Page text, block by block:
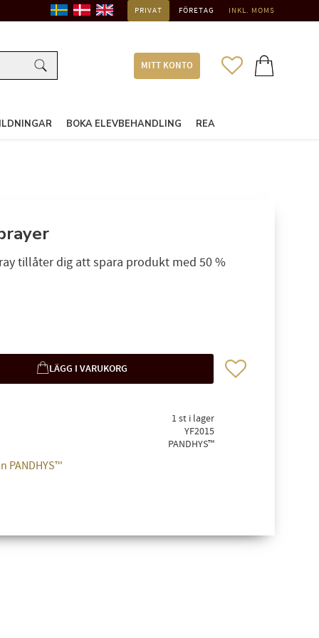
PRIVAT FÖRETAG INKL. MOMS
MITT KONTO FAVORITER
KUNDVAGN
BOKA ELEVBEHANDLING REA
tillåter dig att spara produkt med 50 %
Lägg till i favoriter
1 st i lager
YF2015
PANDHYS™
PANDHYS™